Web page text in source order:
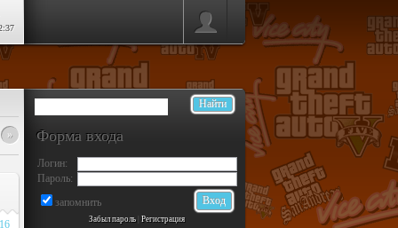
» Форма входа
Логин:
Пароль:
запомнить
Забыл пароль| Регистрация